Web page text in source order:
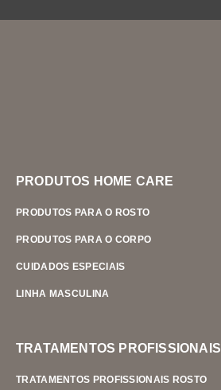
PRODUTOS HOME CARE
PRODUTOS PARA O ROSTO
PRODUTOS PARA O CORPO
CUIDADOS ESPECIAIS
LINHA MASCULINA
TRATAMENTOS PROFISSIONAIS
TRATAMENTOS PROFISSIONAIS ROSTO